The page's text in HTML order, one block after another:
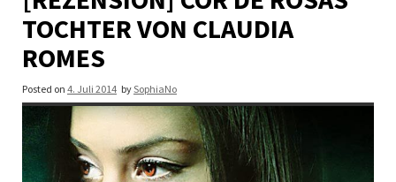
TOCHTER VON CLAUDIA
ROMES
Posted on 4. Juli 2014 bySophiaNo